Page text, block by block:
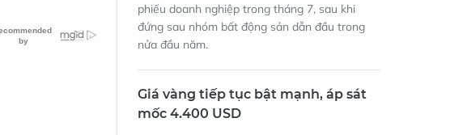
phiếu doanh nghiệp trong tháng 7, sau khi
đứng sau nhóm bất động sản dẫn đầu trong
nửa đầu năm.
Giá vàng tiếp tục bật mạnh, áp sát
mốc 4.400 USD